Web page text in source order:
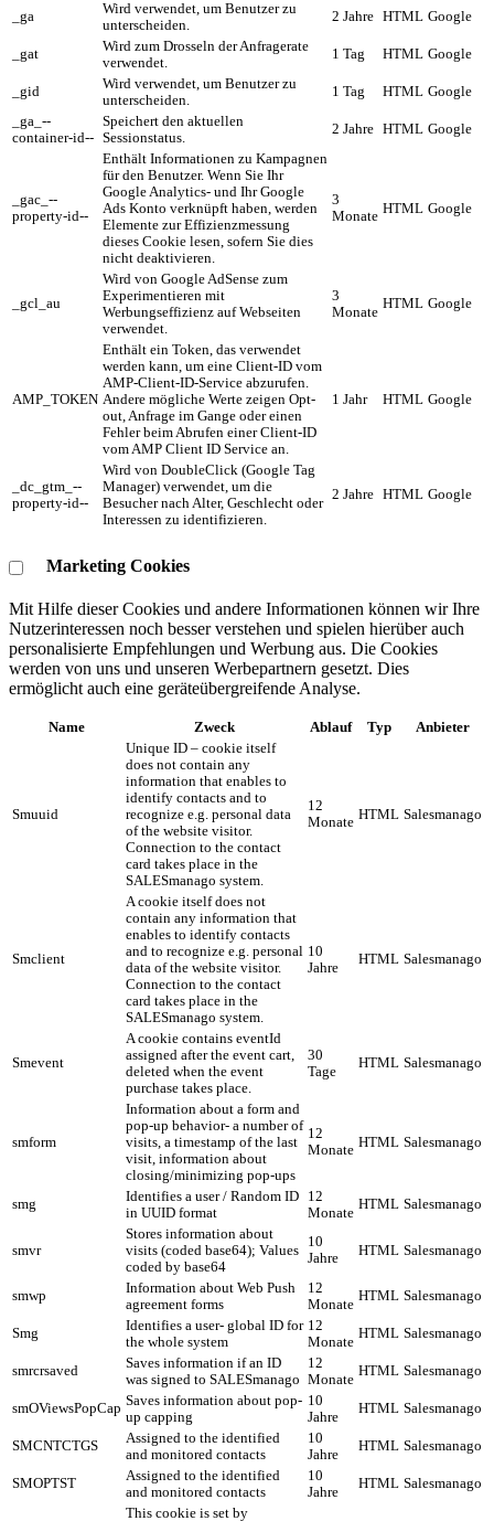
_ga
Wird verwendet, um Benutzer zu
unterscheiden.
2 Jahre HTML Google
_gat
Wird zum Drosseln der Anfragerate
verwendet.
1 Tag HTML Google
_gid
Wird verwendet, um Benutzer zu
unterscheiden.
1 Tag HTML Google
_ga_--
container-id--
Speichert den aktuellen
Sessionstatus.
2 Jahre HTML Google
_gac_--
property-id--
Enthält Informationen zu Kampagnen
für den Benutzer. Wenn Sie Ihr
Google Analytics- und Ihr Google
Ads Konto verknüpft haben, werden
Elemente zur Effizienzmessung
dieses Cookie lesen, sofern Sie dies
nicht deaktivieren.
3
Monate HTML Google
_gcl_au
Wird von Google AdSense zum
Experimentieren mit
Werbungseffizienz auf Webseiten
verwendet.
3
Monate
HTML Google
AMP_TOKEN
Enthält ein Token, das verwendet
werden kann, um eine Client-ID vom
AMP-Client-ID-Service abzurufen.
Andere mögliche Werte zeigen Opt-
out, Anfrage im Gange oder einen
Fehler beim Abrufen einer Client-ID
vom AMP Client ID Service an.
1 Jahr HTML Google
_dc_gtm_--
property-id--
Wird von DoubleClick (Google Tag
Manager) verwendet, um die
Besucher nach Alter, Geschlecht oder
Interessen zu identifizieren.
2 Jahre HTML Google
Marketing Cookies
Mit Hilfe dieser Cookies und andere Informationen können wir Ihre
Nutzerinteressen noch besser verstehen und spielen hierüber auch
personalisierte Empfehlungen und Werbung aus. ​Die Cookies
werden von uns und unseren Werbepartnern gesetzt. Dies
ermöglicht auch eine geräteübergreifende Analyse.
Name Zweck Ablauf Typ Anbieter
Smuuid
Unique ID – cookie itself
does not contain any
information that enables to
identify contacts and to
recognize e.g. personal data
of the website visitor.
Connection to the contact
card takes place in the
SALESmanago system.
12
Monate HTML Salesmanago
Smclient
A cookie itself does not
contain any information that
enables to identify contacts
and to recognize e.g. personal
data of the website visitor.
Connection to the contact
card takes place in the
SALESmanago system.
10
Jahre
HTML Salesmanago
Smevent
A cookie contains eventId
assigned after the event cart,
deleted when the event
purchase takes place.
30
Tage
HTML Salesmanago
smform
Information about a form and
pop-up behavior- a number of
visits, a timestamp of the last
visit, information about
closing/minimizing pop-ups
12
Monate HTML Salesmanago
smg
Identifies a user / Random ID
in UUID format
12
Monate
HTML Salesmanago
smvr
Stores information about
visits (coded base64); Values
coded by base64
10
Jahre
HTML Salesmanago
smwp
Information about Web Push
agreement forms
12
Monate
HTML Salesmanago
Smg
Identifies a user- global ID for
the whole system
12
Monate
HTML Salesmanago
smrcrsaved
Saves information if an ID
was signed to SALESmanago
12
Monate
HTML Salesmanago
smOViewsPopCap Saves information about pop-
up capping
10
Jahre
HTML Salesmanago
SMCNTCTGS
Assigned to the identified
and monitored contacts
10
Jahre
HTML Salesmanago
SMOPTST
Assigned to the identified
and monitored contacts
10
Jahre
HTML Salesmanago
This cookie is set by